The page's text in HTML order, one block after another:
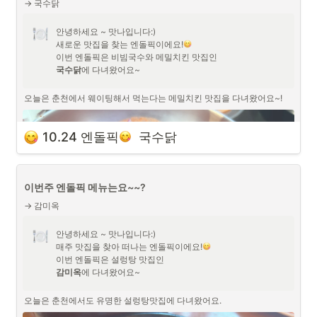
→ 국수닭
안녕하세요 ~ 맛나입니다:)
새로운 맛집을 찾는 엔돌픽이에요!
국수닭에 다녀왔어요~
오늘은 춘천에서 웨이팅해서 먹는다는 메밀치킨 맛집을 다녀왔어요~!
10.24 엔돌픽
  국수닭
이번주 엔돌픽 메뉴는요~~?
→ 감미옥
안녕하세요 ~ 맛나입니다:)
매주 맛집을 찾아 떠나는 엔돌픽이에요!
감미옥에 다녀왔어요~
오늘은 춘천에서도 유명한 설렁탕맛집에 다녀왔어요.